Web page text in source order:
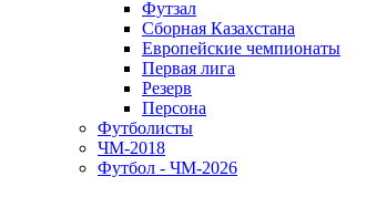
Футзал
Сборная Казахстана
Европейские чемпионаты
Первая лига
Резерв
Персона
Футболисты
ЧМ-2018
Футбол - ЧМ-2026